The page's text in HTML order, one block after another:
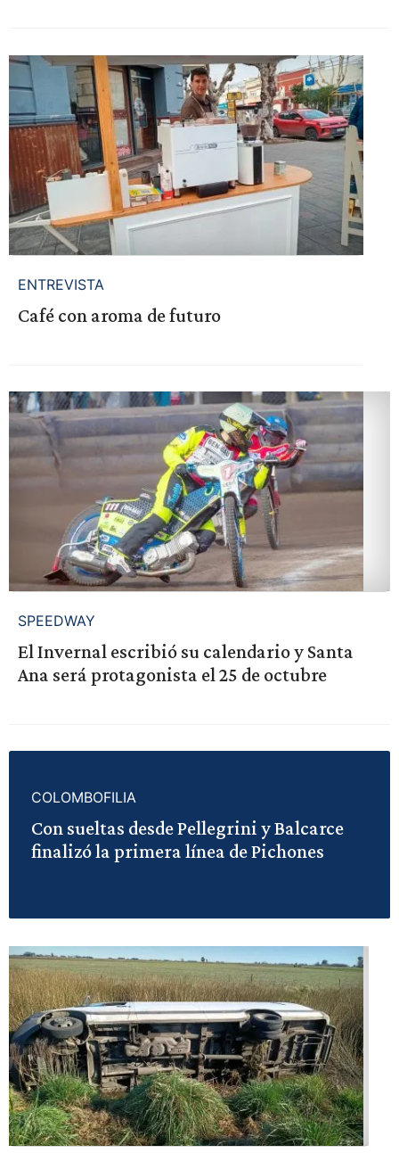
ENTREVISTA
Café con aroma de futuro
SPEEDWAY
El Invernal escribió su calendario y Santa
Ana será protagonista el 25 de octubre
COLOMBOFILIA
Con sueltas desde Pellegrini y Balcarce
finalizó la primera línea de Pichones